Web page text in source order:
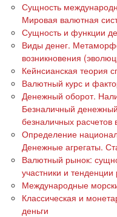
Сущность
Мировая валютная
Сущность и функции
Виды денег.
возникновения
Кейнсианская теория
Валютный курс и
Денежный оборот.
Безналичный
безналичных расчетов
Определение
Денежные агрегаты.
Валютный рынок:
участники и тенденции
Международные
Классическая и
деньги